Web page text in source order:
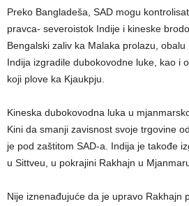
Preko Bangladeša, SAD mogu
pravca- severoistok Indije i kineske
Bengalski zaliv ka Malaka prolazu,
Indija izgradile dubokovodne luke, kao i
koji plove ka Kjaukpju.
Kineska dubokovodna luka u
Kini da smanji zavisnost svoje trgovine
je pod zaštitom SAD-a. Indija je takođe
u Sittveu, u pokrajini Rakhajn u
Nije iznenađujuće da je upravo Rakhajn